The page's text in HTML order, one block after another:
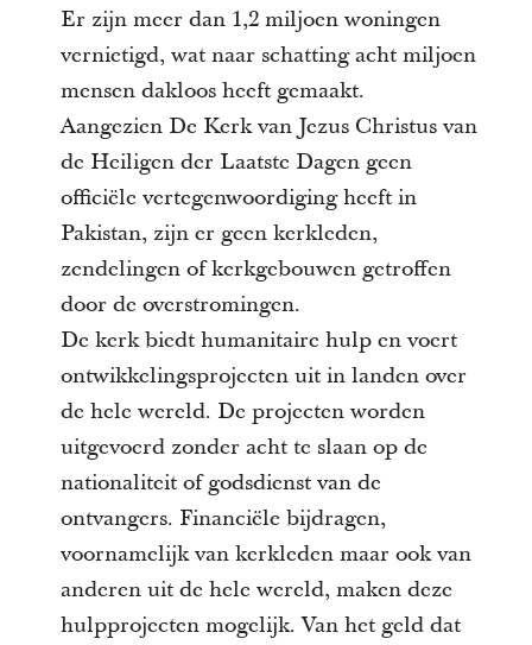
Er zijn meer dan 1,2 miljoen woningen
vernietigd, wat naar schatting acht miljoen
mensen dakloos heeft gemaakt.
Aangezien De Kerk van Jezus Christus van
de Heiligen der Laatste Dagen geen
officiële vertegenwoordiging heeft in
Pakistan, zijn er geen kerkleden,
zendelingen of kerkgebouwen getroffen
door de overstromingen.
De kerk biedt humanitaire hulp en voert
ontwikkelingsprojecten uit in landen over
de hele wereld. De projecten worden
uitgevoerd zonder acht te slaan op de
nationaliteit of godsdienst van de
ontvangers. Financiële bijdragen,
voornamelijk van kerkleden maar ook van
anderen uit de hele wereld, maken deze
hulpprojecten mogelijk. Van het geld dat